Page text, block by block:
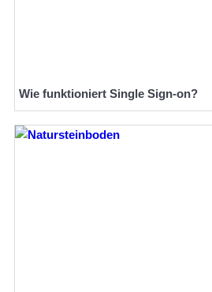
Wie funktioniert Single Sign-on?